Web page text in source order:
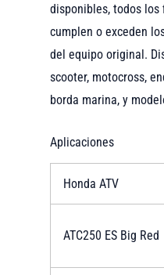
disponibles, todos
cumplen o exceden
del equipo original.
scooter, motocross,
borda marina, y
Aplicaciones
Honda ATV
ATC250 ES Big Red